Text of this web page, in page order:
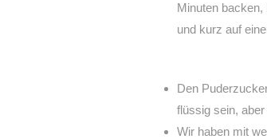
Minuten
und kurz auf
Den
flüssig sein,
Wir haben mit